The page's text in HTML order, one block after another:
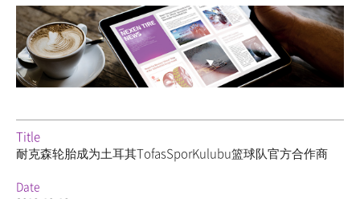
Title
耐克森轮胎成为土耳其TofasSporKulubu篮球队官方合作商
Date